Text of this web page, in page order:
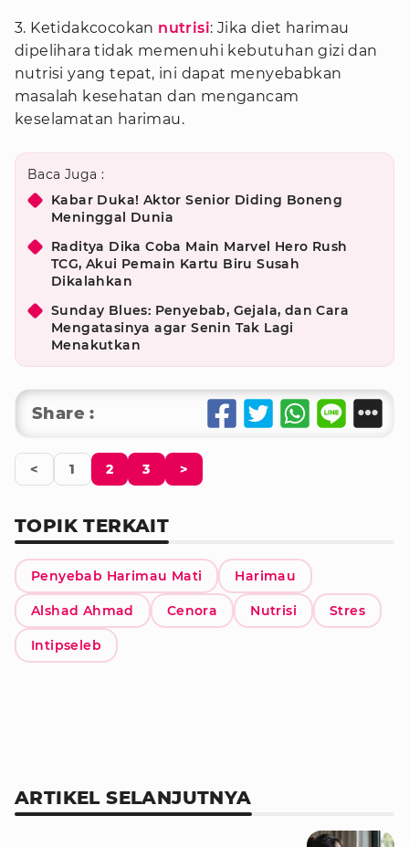
3. Ketidakcocokan nutrisi: Jika diet harimau
dipelihara tidak memenuhi kebutuhan gizi dan
nutrisi yang tepat, ini dapat menyebabkan
masalah kesehatan dan mengancam
keselamatan harimau.
Baca Juga :
Kabar Duka! Aktor Senior Diding Boneng
Meninggal Dunia
Raditya Dika Coba Main Marvel Hero Rush
TCG, Akui Pemain Kartu Biru Susah
Dikalahkan
Sunday Blues: Penyebab, Gejala, dan Cara
Mengatasinya agar Senin Tak Lagi
Menakutkan
Share :
< 1 2 3 >
TOPIK TERKAIT
Penyebab Harimau Mati Harimau
Alshad Ahmad Cenora Nutrisi Stres
Intipseleb
ARTIKEL SELANJUTNYA